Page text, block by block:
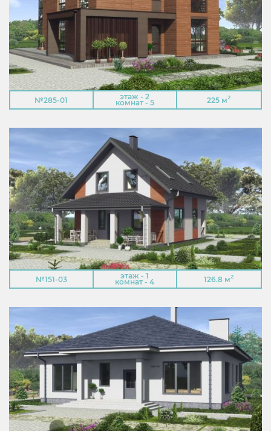
№285-01 этаж - 2
комнат - 5 225 м2
№151-03 этаж - 1
комнат - 4 126.8 м2